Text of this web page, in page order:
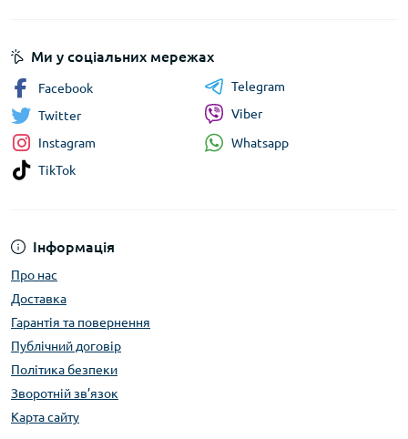
Інформація
Про нас
Доставка
Гарантія та повернення
Публічний договір
Політика безпеки
Зворотній зв’язок
Карта сайту
Ми у соціальних мережах
Facebook
Twitter
Instagram
TikTok
Telegram
Viber
Whatsapp